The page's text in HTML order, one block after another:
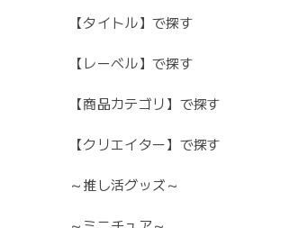
【タイトル】で探す
【レーベル】で探す
【商品カテゴリ】で探す
【クリエイター】で探す
～推し活グッズ～